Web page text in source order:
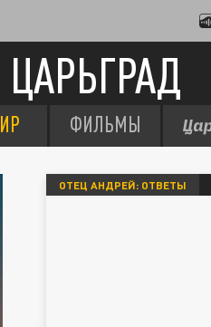
ЦАРЬГРАД
ФИЛЬМЫ
ОТЕЦ АНДРЕЙ: ОТВЕТЫ